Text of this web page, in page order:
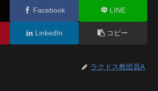
Facebook LINE
LinkedIn コピー
ラクドス教団員A